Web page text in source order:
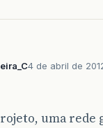
4 de abril de
uma rede